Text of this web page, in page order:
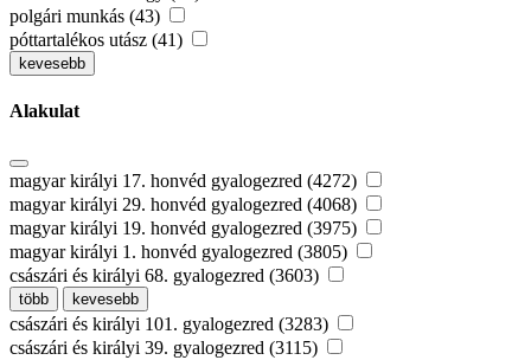
polgári munkás (43)
póttartalékos utász (41)
kevesebb
Alakulat
magyar királyi 17. honvéd gyalogezred (4272)
magyar királyi 29. honvéd gyalogezred (4068)
magyar királyi 19. honvéd gyalogezred (3975)
magyar királyi 1. honvéd gyalogezred (3805)
császári és királyi 68. gyalogezred (3603)
több kevesebb
császári és királyi 101. gyalogezred (3283)
császári és királyi 39. gyalogezred (3115)